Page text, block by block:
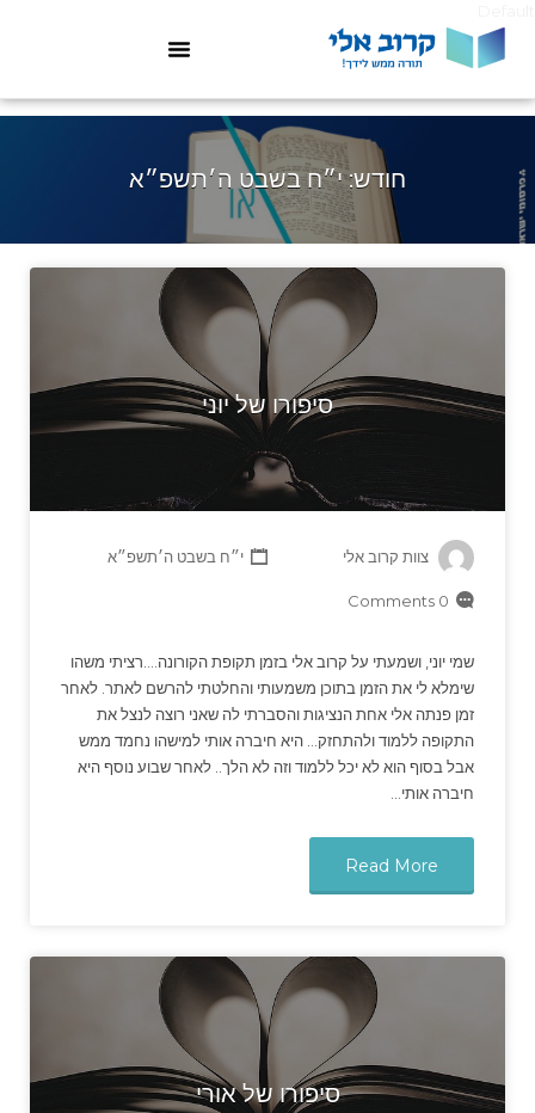
חודש:י״ח בשבט ה׳תשפ״א
סיפורו של יוני
צוות קרוב אלי י״ח בשבט ה׳תשפ״א
0 Comments
שמי יוני, ושמעתי על קרוב אלי בזמן תקופת הקורונה….רציתי משהו
שימלא לי את הזמן בתוכן משמעותי והחלטתי להרשם לאתר. לאחר
זמן פנתה אלי אחת הנציגות והסברתי לה שאני רוצה לנצל את
התקופה ללמוד ולהתחזק… היא חיברה אותי למישהו נחמד ממש
אבל בסוף הוא לא יכל ללמוד וזה לא הלך.. לאחר שבוע נוסף היא
חיברה אותי…
Read More
סיפורו של אורי